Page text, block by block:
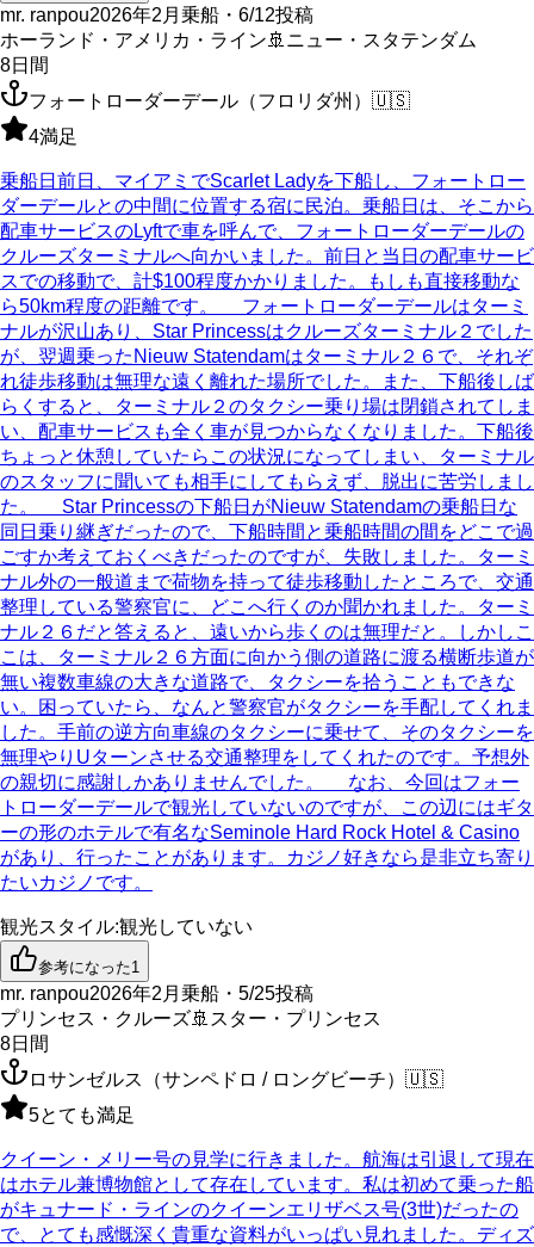
mr. ranpou2026年2月乗船・6/12投稿
ホーランド・アメリカ・ライン 🚢 ニュー・スタテンダム
8日間
フォートローダーデール（フロリダ州） 🇺🇸
4満足
乗船日前日、マイアミでScarlet Ladyを下船し、フォートロー
ダーデールとの中間に位置する宿に民泊。乗船日は、そこから
配車サービスのLyftで車を呼んで、フォートローダーデールの
クルーズターミナルへ向かいました。前日と当日の配車サービ
スでの移動で、計$100程度かかりました。もしも直接移動な
ら50km程度の距離です。 フォートローダーデールはターミ
ナルが沢山あり、Star Princessはクルーズターミナル２でした
が、翌週乗ったNieuw Statendamはターミナル２６で、それぞ
れ徒歩移動は無理な遠く離れた場所でした。また、下船後しば
らくすると、ターミナル２のタクシー乗り場は閉鎖されてしま
い、配車サービスも全く車が見つからなくなりました。下船後
ちょっと休憩していたらこの状況になってしまい、ターミナル
のスタッフに聞いても相手にしてもらえず、脱出に苦労しまし
た。 Star Princessの下船日がNieuw Statendamの乗船日な
同日乗り継ぎだったので、下船時間と乗船時間の間をどこで過
ごすか考えておくべきだったのですが、失敗しました。ターミ
ナル外の一般道まで荷物を持って徒歩移動したところで、交通
整理している警察官に、どこへ行くのか聞かれました。ターミ
ナル２６だと答えると、遠いから歩くのは無理だと。しかしこ
こは、ターミナル２６方面に向かう側の道路に渡る横断歩道が
無い複数車線の大きな道路で、タクシーを拾うこともできな
い。困っていたら、なんと警察官がタクシーを手配してくれま
した。手前の逆方向車線のタクシーに乗せて、そのタクシーを
無理やりUターンさせる交通整理をしてくれたのです。予想外
の親切に感謝しかありませんでした。 なお、今回はフォー
トローダーデールで観光していないのですが、この辺にはギタ
ーの形のホテルで有名なSeminole Hard Rock Hotel & Casino
があり、行ったことがあります。カジノ好きなら是非立ち寄り
たいカジノです。
観光スタイル:観光していない
参考になった1
mr. ranpou2026年2月乗船・5/25投稿
プリンセス・クルーズ🚢 スター・プリンセス
8日間
ロサンゼルス（サンペドロ / ロングビーチ） 🇺🇸
5とても満足
クイーン・メリー号の見学に行きました。航海は引退して現在
はホテル兼博物館として存在しています。私は初めて乗った船
がキュナード・ラインのクイーンエリザベス号(3世)だったの
で、とても感慨深く貴重な資料がいっぱい見れました。ディズ